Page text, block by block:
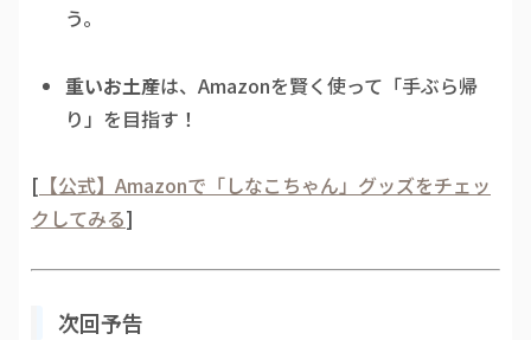
う。
重いお土産は、Amazonを賢く使って「手ぶら帰
り」を目指す！
[ 【公式】Amazonで「しなこちゃん」グッズをチェッ
クしてみる]
次回予告